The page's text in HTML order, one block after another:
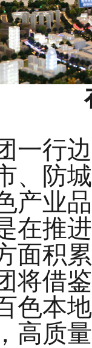
行边
、防
产业
在推
面积
将借
色本
高质